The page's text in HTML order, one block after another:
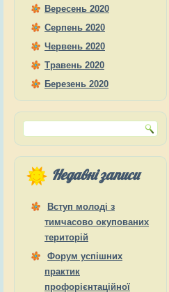
Вересень 2020
Серпень 2020
Червень 2020
Травень 2020
Березень 2020
Недавні записи
Вступ молоді з
тимчасово окупованих
територій
Форум успішних
практик
профорієнтаційної